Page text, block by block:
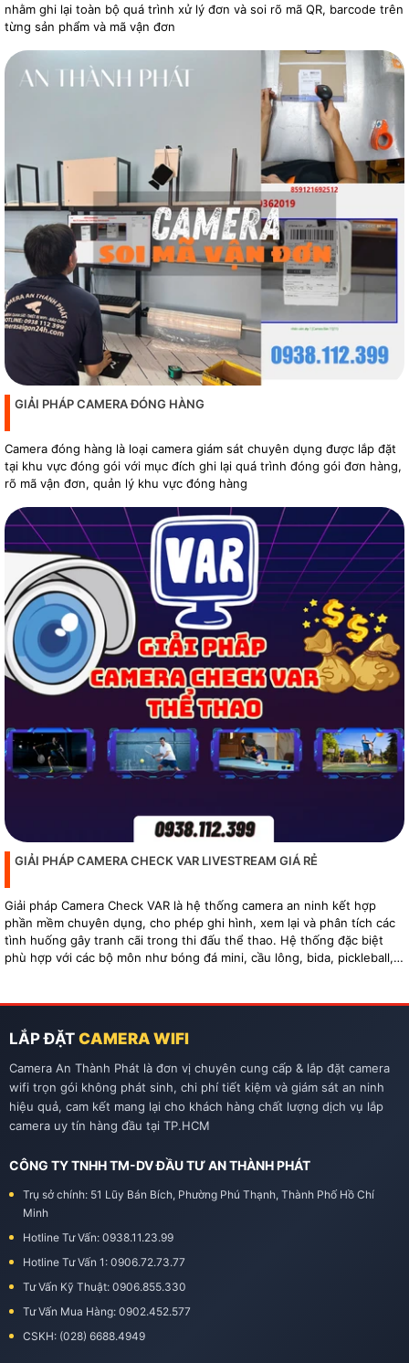
nhằm ghi lại toàn bộ quá trình xử lý đơn và soi rõ mã QR, barcode trên
từng sản phẩm và mã vận đơn
GIẢI PHÁP CAMERA ĐÓNG HÀNG
Camera đóng hàng là loại camera giám sát chuyên dụng được lắp đặt
tại khu vực đóng gói với mục đích ghi lại quá trình đóng gói đơn hàng,
rõ mã vận đơn, quản lý khu vực đóng hàng
GIẢI PHÁP CAMERA CHECK VAR LIVESTREAM GIÁ RẺ
Giải pháp Camera Check VAR là hệ thống camera an ninh kết hợp
phần mềm chuyên dụng, cho phép ghi hình, xem lại và phân tích các
tình huống gây tranh cãi trong thi đấu thể thao. Hệ thống đặc biệt
phù hợp với các bộ môn như bóng đá mini, cầu lông, bida, pickleball,
LẮP ĐẶT CAMERA WIFI
Camera An Thành Phát là đơn vị chuyên cung cấp & lắp đặt camera
wifi trọn gói không phát sinh, chi phí tiết kiệm và giám sát an ninh
hiệu quả, cam kết mang lại cho khách hàng chất lượng dịch vụ lắp
camera uy tín hàng đầu tại TP.HCM
CÔNG TY TNHH TM-DV ĐẦU TƯ AN THÀNH PHÁT
Trụ sở chính: 51 Lũy Bán Bích, Phường Phú Thạnh, Thành Phố Hồ Chí
Minh
Hotline Tư Vấn: 0938.11.23.99
Hotline Tư Vấn 1: 0906.72.73.77
Tư Vấn Kỹ Thuật: 0906.855.330
Tư Vấn Mua Hàng: 0902.452.577
CSKH: (028) 6688.4949